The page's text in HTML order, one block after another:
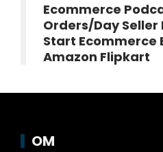
Ecommerce
Orders/Day Seller
Start Ecommerce
Amazon Flipkart
OM